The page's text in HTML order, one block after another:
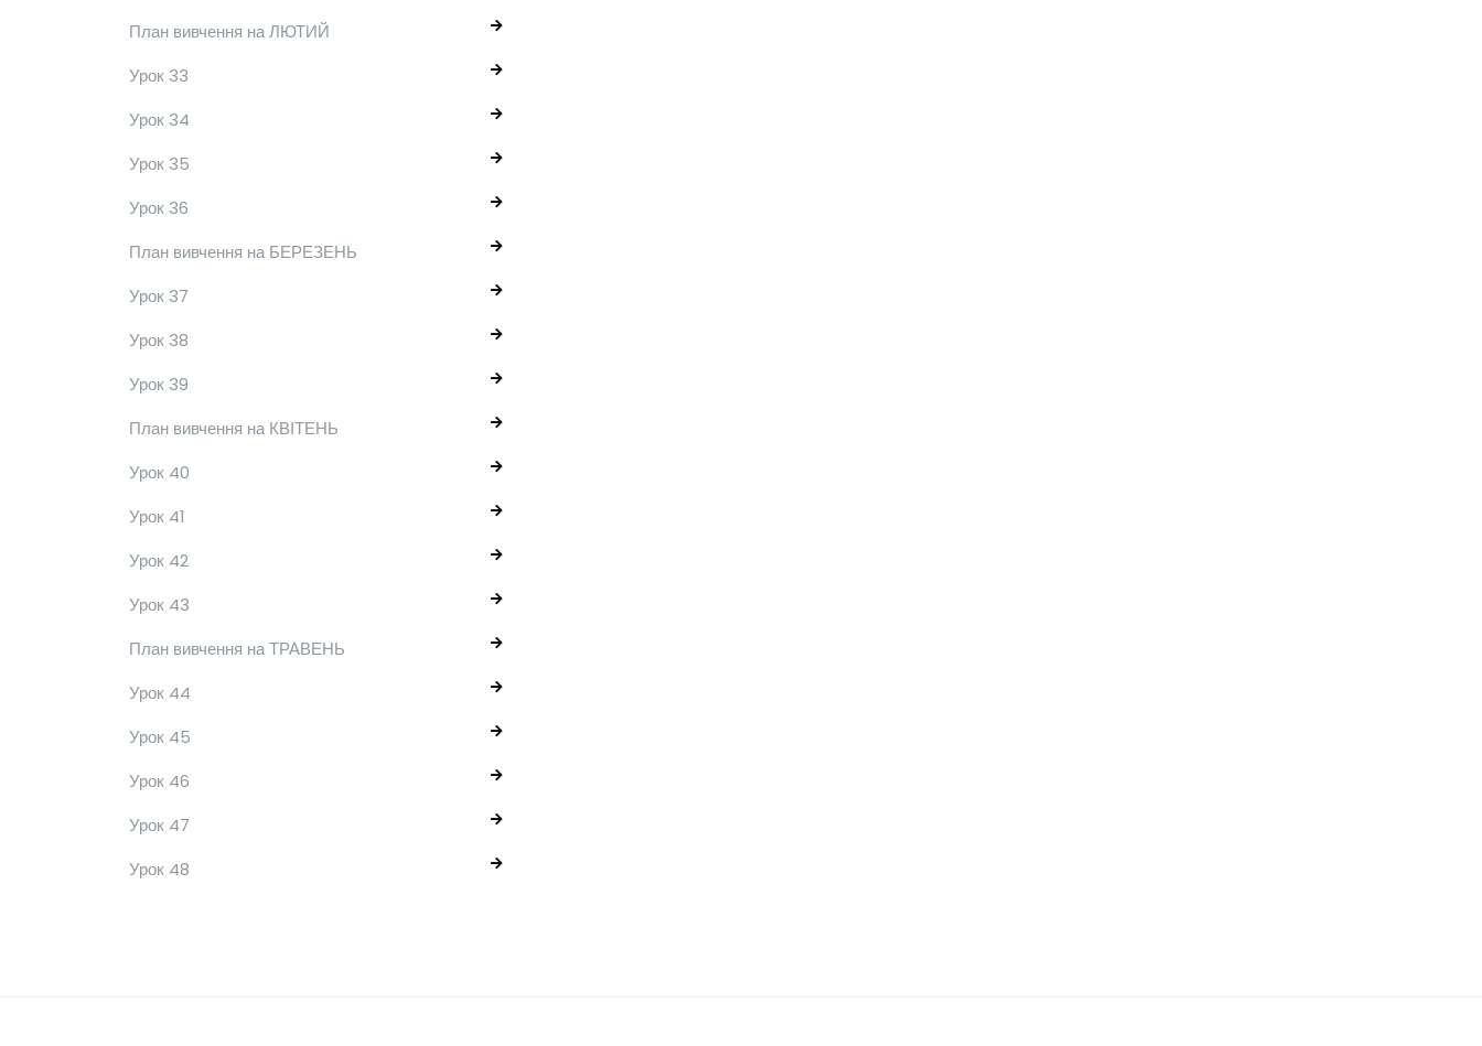
План вивчення на ЛЮТИЙ
Урок 33
Урок 34
Урок 35
Урок 36
План вивчення на БЕРЕЗЕНЬ
Урок 37
Урок 38
Урок 39
План вивчення на КВІТЕНЬ
Урок 40
Урок 41
Урок 42
Урок 43
План вивчення на ТРАВЕНЬ
Урок 44
Урок 45
Урок 46
Урок 47
Урок 48